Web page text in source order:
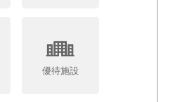
優待施設